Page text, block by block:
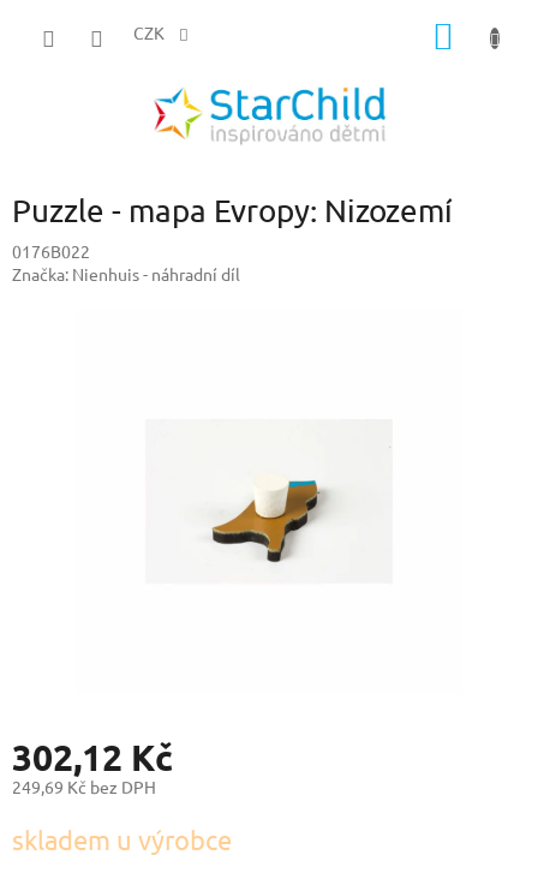
CZK
Puzzle - mapa Evropy: Nizozemí
0176B022
Značka: Nienhuis - náhradní díl
302,12 Kč
249,69 Kč bez DPH
cena:
skladem u výrobce